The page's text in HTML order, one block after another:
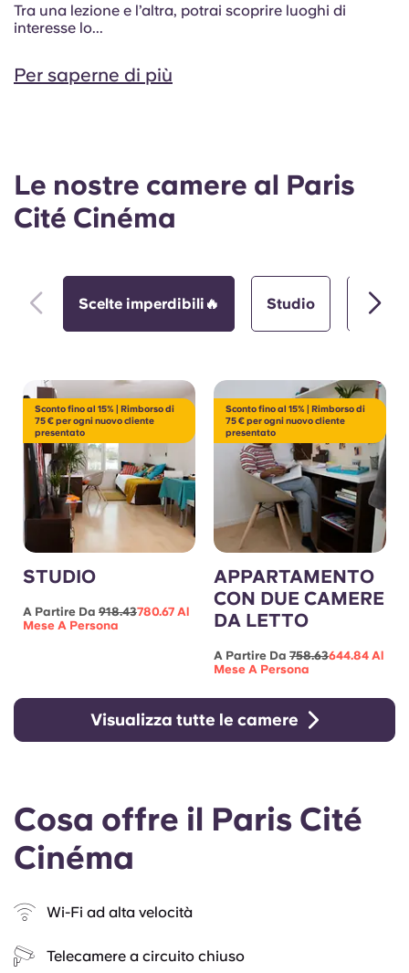
Tra una lezione e l’altra, potrai scoprire luoghi di
interesse lo...
Per saperne di più
Le nostre camere al Paris
Cité Cinéma
Scelte imperdibili🔥 Studio
Sconto fino al 15% | Rimborso di
75 € per ogni nuovo cliente
presentato
STUDIO
A Partire Da 918.43780.67 Al
Mese A Persona
Sconto fino al 15% | Rimborso di
75 € per ogni nuovo cliente
presentato
APPARTAMENTO
CON DUE CAMERE
DA LETTO
A Partire Da 758.63644.84 Al
Mese A Persona
Visualizza tutte le camere
Cosa offre il Paris Cité
Cinéma
Wi-Fi ad alta velocità
Telecamere a circuito chiuso